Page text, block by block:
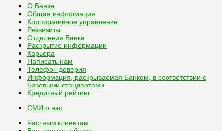
О Банке
Общая информация
Корпоративное управление
Реквизиты
Отделения Банка
Раскрытие информации
Карьера
Написать нам
Телефон доверия
Информация, раскрываемая Банком, в соответствии с
Базовыми стандартами
Кредитный рейтинг
СМИ о нас
Частным клиентам